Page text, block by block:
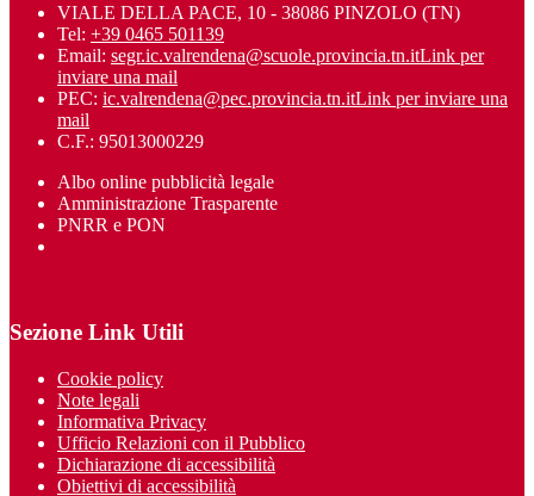
VIALE DELLA PACE, 10 - 38086 PINZOLO (TN)
Tel: +39 0465 501139
Email: segr.ic.valrendena@scuole.provincia.tn.itLink per
inviare una mail
PEC: ic.valrendena@pec.provincia.tn.itLink per inviare una
mail
C.F.: 95013000229
Albo online pubblicità legale
Amministrazione Trasparente
PNRR e PON
Sezione Link Utili
Cookie policy
Note legali
Informativa Privacy
Ufficio Relazioni con il Pubblico
Dichiarazione di accessibilità
Obiettivi di accessibilità